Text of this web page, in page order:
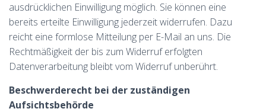
ausdrücklichen Einwilligung möglich. Sie können eine
bereits erteilte Einwilligung jederzeit widerrufen. Dazu
reicht eine formlose Mitteilung per E-Mail an uns. Die
Rechtmäßigkeit der bis zum Widerruf erfolgten
Datenverarbeitung bleibt vom Widerruf unberührt.
Beschwerderecht bei der zuständigen
Aufsichtsbehörde